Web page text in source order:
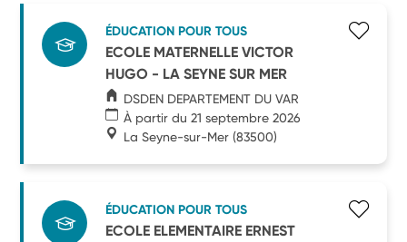
ÉDUCATION POUR TOUS
ECOLE MATERNELLE VICTOR
HUGO - LA SEYNE SUR MER
DSDEN DEPARTEMENT DU VAR
À partir du 21 septembre 2026
La Seyne-sur-Mer (83500)
ÉDUCATION POUR TOUS
ECOLE ELEMENTAIRE ERNEST